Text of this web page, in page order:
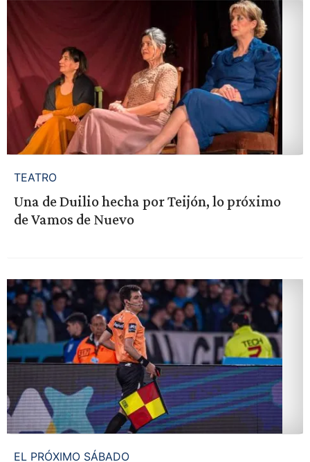
TEATRO
Una de Duilio hecha por Teijón, lo próximo
de Vamos de Nuevo
EL PRÓXIMO SÁBADO